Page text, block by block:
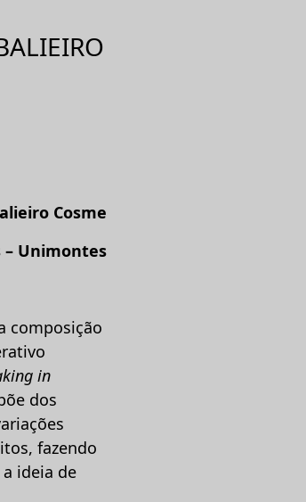
Cosme
– Unimontes
composição
in
dos
fazendo
ideia de